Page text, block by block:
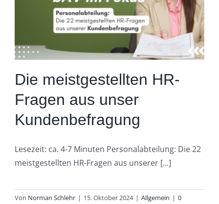
Die meistgestellten HR-
Fragen aus unser
Kundenbefragung
Lesezeit: ca. 4-7 Minuten Personalabteilung: Die 22
meistgestellten HR-Fragen aus unserer [...]
Von Norman Schlehr | 15. Oktober 2024 | Allgemein | 0